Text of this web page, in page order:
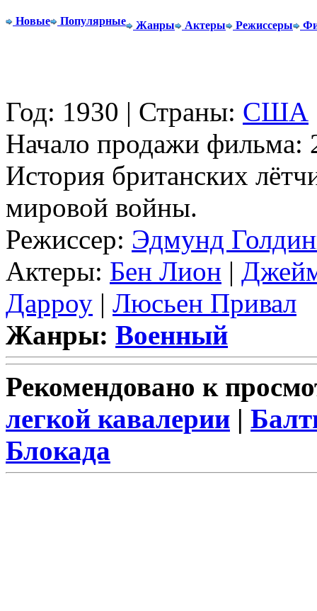
Новые Популярные Жанры Актеры Режиссеры
Год: 1930 | Страны: США
Начало продажи фильма:
История британских
мировой войны.
Режиссер: Эдмунд
Актеры: Бен Лион |
Дарроу | Люсьен Привал
Жанры: Военный
Рекомендовано к
легкой кавалерии |
Блокада